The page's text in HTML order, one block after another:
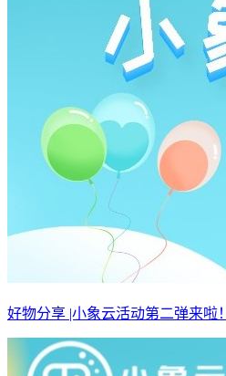
好物分享 |小象云活动第二弹来啦！